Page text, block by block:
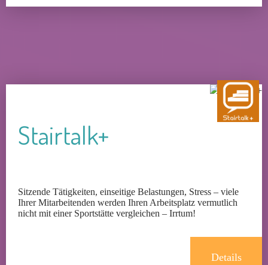
Stairtalk+
Sitzende Tätigkeiten, einseitige Belastungen, Stress – viele
Ihrer Mitarbeitenden werden Ihren Arbeitsplatz vermutlich
nicht mit einer Sportstätte vergleichen – Irrtum!
Details